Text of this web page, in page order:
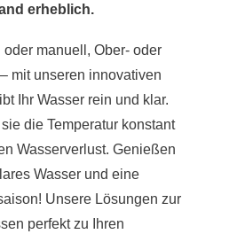
erheblich.
manuell, Ober- oder
mit unseren innovativen
Ihr Wasser rein und klar.
die Temperatur konstant
Wasserverlust. Genießen
Wasser und eine
Unsere Lösungen zur
perfekt zu Ihren